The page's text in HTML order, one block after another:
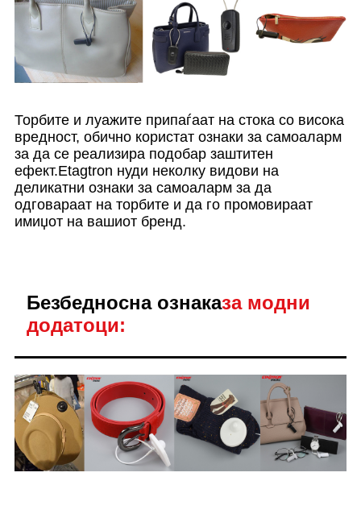
Торбите и луажите припаѓаат на стока со висока
вредност, обично користат ознаки за самоаларм
за да се реализира подобар заштитен
ефект.Etagtron нуди неколку видови на
деликатни ознаки за самоаларм за да
одговараат на торбите и да го промовираат
имиџот на вашиот бренд.
Безбедносна ознаказа модни
додатоци: